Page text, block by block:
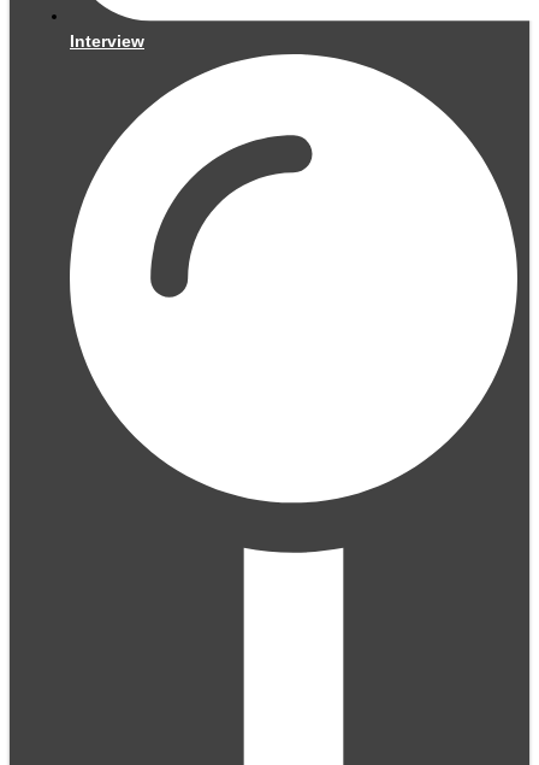
Interview